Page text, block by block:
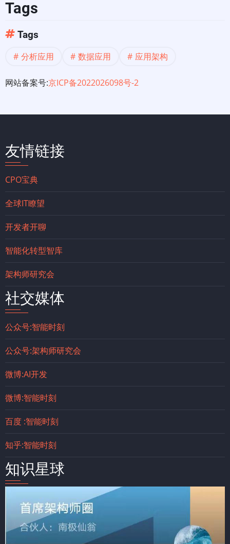
Tags
Tags
分析应用 数据应用 应用架构
网站备案号:京ICP备2022026098号-2
友情链接
CPO宝典
全球IT瞭望
开发者开聊
智能化转型智库
架构师研究会
社交媒体
公众号:智能时刻
公众号:架构师研究会
微博:AI开发
微博:智能时刻
百度 :智能时刻
知乎:智能时刻
知识星球